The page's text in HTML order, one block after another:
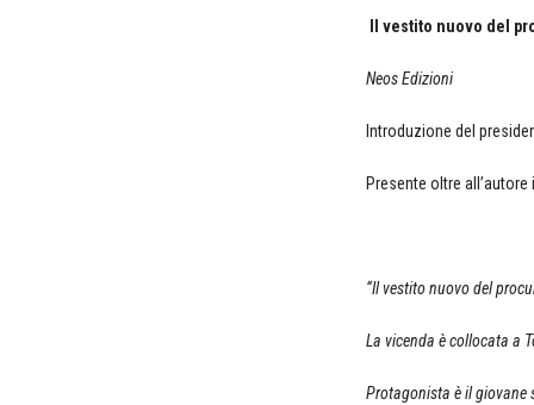
Il vestito nuovo del
Neos Edizioni
Introduzione del
Presente oltre
“Il vestito nuovo del
La vicenda è collocata a
Protagonista è il giovane